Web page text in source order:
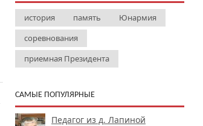
история память
Юнармия
соревнования
приемная Президента
САМЫЕ ПОПУЛЯРНЫЕ
Педагог из д. Лапиной